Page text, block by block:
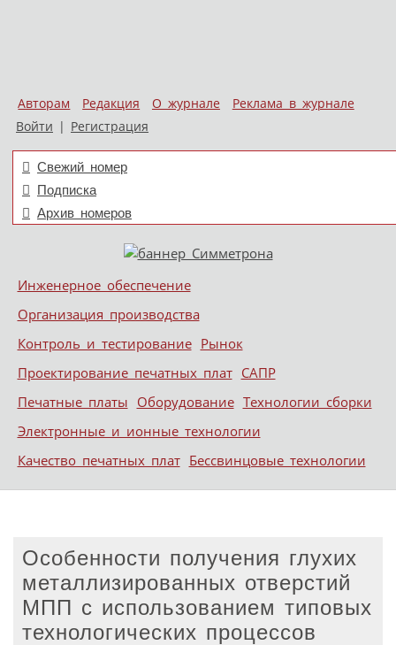
Авторам Редакция О журнале
Реклама в журнале
Войти | Регистрация
Свежий номер
Подписка
Архив номеров
Меню
Skip to content
Инженерное обеспечение
Организация производства
Контроль и тестирование Рынок
Проектирование печатных плат САПР
Печатные платы Оборудование Технологии сборки
Электронные и ионные технологии
Качество печатных плат Бессвинцовые технологии
Особенности получения глухих
металлизированных отверстий
МПП с использованием типовых
технологических процессов